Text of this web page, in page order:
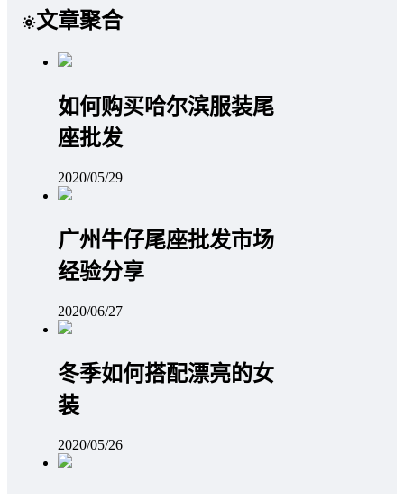
文章聚合
如何购买哈尔滨服装尾
座批发
2020/05/29
广州牛仔尾座批发市场
经验分享
2020/06/27
冬季如何搭配漂亮的女
装
2020/05/26